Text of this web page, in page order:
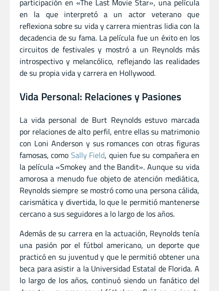
participación en «The Last Movie Star», una película
en la que interpretó a un actor veterano que
reflexiona sobre su vida y carrera mientras lidia con la
decadencia de su fama. La película fue un éxito en los
circuitos de festivales y mostró a un Reynolds más
introspectivo y melancólico, reflejando las realidades
de su propia vida y carrera en Hollywood.
Vida Personal: Relaciones y Pasiones
La vida personal de Burt Reynolds estuvo marcada
por relaciones de alto perfil, entre ellas su matrimonio
con Loni Anderson y sus romances con otras figuras
famosas, como Sally Field, quien fue su compañera en
la película «Smokey and the Bandit». Aunque su vida
amorosa a menudo fue objeto de atención mediática,
Reynolds siempre se mostró como una persona cálida,
carismática y divertida, lo que le permitió mantenerse
cercano a sus seguidores a lo largo de los años.
Además de su carrera en la actuación, Reynolds tenía
una pasión por el fútbol americano, un deporte que
practicó en su juventud y que le permitió obtener una
beca para asistir a la Universidad Estatal de Florida. A
lo largo de los años, continuó siendo un fanático del